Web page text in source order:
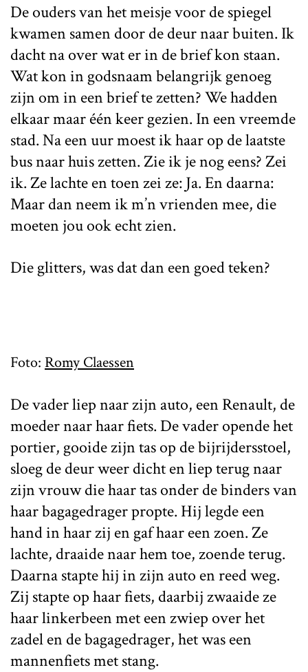
De ouders van het meisje voor de spiegel
kwamen samen door de deur naar buiten. Ik
dacht na over wat er in de brief kon staan.
Wat kon in godsnaam belangrijk genoeg
zijn om in een brief te zetten? We hadden
elkaar maar één keer gezien. In een vreemde
stad. Na een uur moest ik haar op de laatste
bus naar huis zetten. Zie ik je nog eens? Zei
ik. Ze lachte en toen zei ze: Ja. En daarna:
Maar dan neem ik m’n vrienden mee, die
moeten jou ook echt zien.
Die glitters, was dat dan een goed teken?
Foto: Romy Claessen
De vader liep naar zijn auto, een Renault, de
moeder naar haar fiets. De vader opende het
portier, gooide zijn tas op de bijrijdersstoel,
sloeg de deur weer dicht en liep terug naar
zijn vrouw die haar tas onder de binders van
haar bagagedrager propte. Hij legde een
hand in haar zij en gaf haar een zoen. Ze
lachte, draaide naar hem toe, zoende terug.
Daarna stapte hij in zijn auto en reed weg.
Zij stapte op haar fiets, daarbij zwaaide ze
haar linkerbeen met een zwiep over het
zadel en de bagagedrager, het was een
mannenfiets met stang.